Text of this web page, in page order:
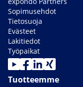
Sopimusehdot
Tietosuoja
Evästeet
Lakitiedot
Työpaikat
Tuotteemme